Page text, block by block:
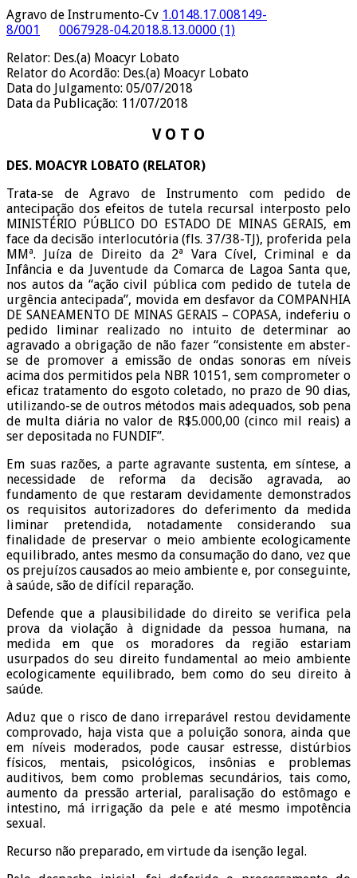
Agravo de Instrumento-Cv 1.0148.17.008149-
8/001
0067928-04.2018.8.13.0000 (1)
Relator: Des.(a) Moacyr Lobato
Relator do Acordão: Des.(a) Moacyr Lobato
Data do Julgamento: 05/07/2018
Data da Publicação: 11/07/2018
V O T O
DES. MOACYR LOBATO (RELATOR)
Trata-se de Agravo de Instrumento com pedido de
antecipação dos efeitos de tutela recursal interposto pelo
MINISTÉRIO PÚBLICO DO ESTADO DE MINAS GERAIS, em
face da decisão interlocutória (fls. 37/38-TJ), proferida pela
MMª. Juíza de Direito da 2ª Vara Cível, Criminal e da
Infância e da Juventude da Comarca de Lagoa Santa que,
nos autos da “ação civil pública com pedido de tutela de
urgência antecipada”, movida em desfavor da COMPANHIA
DE SANEAMENTO DE MINAS GERAIS – COPASA, indeferiu o
pedido liminar realizado no intuito de determinar ao
agravado a obrigação de não fazer “consistente em abster-
se de promover a emissão de ondas sonoras em níveis
acima dos permitidos pela NBR 10151, sem comprometer o
eficaz tratamento do esgoto coletado, no prazo de 90 dias,
utilizando-se de outros métodos mais adequados, sob pena
de multa diária no valor de R$5.000,00 (cinco mil reais) a
ser depositada no FUNDIF”.
Em suas razões, a parte agravante sustenta, em síntese, a
necessidade de reforma da decisão agravada, ao
fundamento de que restaram devidamente demonstrados
os requisitos autorizadores do deferimento da medida
liminar pretendida, notadamente considerando sua
finalidade de preservar o meio ambiente ecologicamente
equilibrado, antes mesmo da consumação do dano, vez que
os prejuízos causados ao meio ambiente e, por conseguinte,
à saúde, são de difícil reparação.
Defende que a plausibilidade do direito se verifica pela
prova da violação à dignidade da pessoa humana, na
medida em que os moradores da região estariam
usurpados do seu direito fundamental ao meio ambiente
ecologicamente equilibrado, bem como do seu direito à
saúde.
Aduz que o risco de dano irreparável restou devidamente
comprovado, haja vista que a poluição sonora, ainda que
em níveis moderados, pode causar estresse, distúrbios
físicos, mentais, psicológicos, insônias e problemas
auditivos, bem como problemas secundários, tais como,
aumento da pressão arterial, paralisação do estômago e
intestino, má irrigação da pele e até mesmo impotência
sexual.
Recurso não preparado, em virtude da isenção legal.